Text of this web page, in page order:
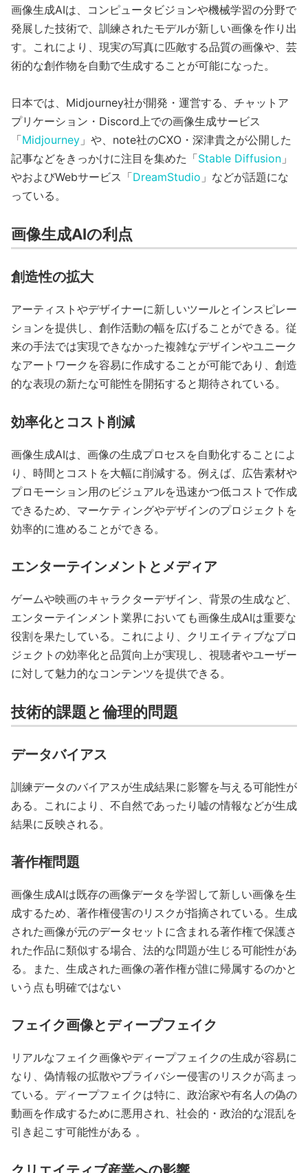
画像生成AIは、コンピュータビジョンや機械学習の分野で
発展した技術で、訓練されたモデルが新しい画像を作り出
す。これにより、現実の写真に匹敵する品質の画像や、芸
術的な創作物を自動で生成することが可能になった。
日本では、Midjourney社が開発・運営する、チャットア
プリケーション・Discord上での画像生成サービス
「Midjourney 」や、note社のCXO・深津貴之が公開した
記事などをきっかけに注目を集めた「Stable Diffusion 」
やおよびWebサービス「DreamStudio 」などが話題にな
っている。
画像生成AIの利点
創造性の拡大
アーティストやデザイナーに新しいツールとインスピレー
ションを提供し、創作活動の幅を広げることができる。従
来の手法では実現できなかった複雑なデザインやユニーク
なアートワークを容易に作成することが可能であり、創造
的な表現の新たな可能性を開拓すると期待されている。
効率化とコスト削減
画像生成AIは、画像の生成プロセスを自動化することによ
り、時間とコストを大幅に削減する。例えば、広告素材や
プロモーション用のビジュアルを迅速かつ低コストで作成
できるため、マーケティングやデザインのプロジェクトを
効率的に進めることができる。
エンターテインメントとメディア
ゲームや映画のキャラクターデザイン、背景の生成など、
エンターテインメント業界においても画像生成AIは重要な
役割を果たしている。これにより、クリエイティブなプロ
ジェクトの効率化と品質向上が実現し、視聴者やユーザー
に対して魅力的なコンテンツを提供できる。
技術的課題と倫理的問題
データバイアス
訓練データのバイアスが生成結果に影響を与える可能性が
ある。これにより、不自然であったり嘘の情報などが生成
結果に反映される。
著作権問題
画像生成AIは既存の画像データを学習して新しい画像を生
成するため、著作権侵害のリスクが指摘されている。生成
された画像が元のデータセットに含まれる著作権で保護さ
れた作品に類似する場合、法的な問題が生じる可能性があ
る。また、生成された画像の著作権が誰に帰属するのかと
いう点も明確ではない
フェイク画像とディープフェイク
リアルなフェイク画像やディープフェイクの生成が容易に
なり、偽情報の拡散やプライバシー侵害のリスクが高まっ
ている。ディープフェイクは特に、政治家や有名人の偽の
動画を作成するために悪用され、社会的・政治的な混乱を
引き起こす可能性がある 。